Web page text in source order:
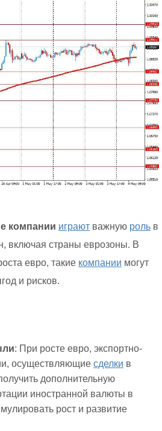
компании играют важную роль в
включая страны еврозоны. В
евро, такие компании могут
и рисков.
: При росте евро, экспортно-
осуществляющие сделки в
дополнительную
иностранной валюты в
рост и развитие